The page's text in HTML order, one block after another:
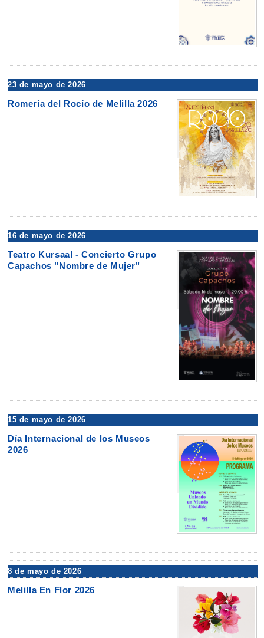
23 de mayo de 2026
Romería del Rocío de Melilla 2026
16 de mayo de 2026
Teatro Kursaal - Concierto Grupo
Capachos "Nombre de Mujer"
15 de mayo de 2026
Día Internacional de los Museos
2026
8 de mayo de 2026
Melilla En Flor 2026